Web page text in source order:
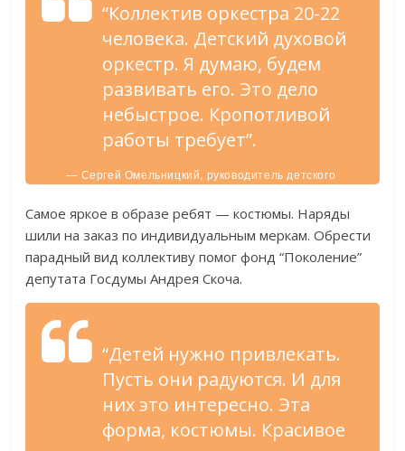
“Коллектив оркестра 20-22
человека. Детский духовой
оркестр. Я думаю, будем
развивать его. Это дело
небыстрое. Кропотливой
работы требует”.
— Сергей Омельницкий, руководитель детского
оркестра Чернянской школы искусств.
Самое яркое в образе ребят — костюмы. Наряды
шили на заказ по индивидуальным меркам. Обрести
парадный вид коллективу помог фонд “Поколение”
депутата Госдумы Андрея Скоча.
“Детей нужно привлекать.
Пусть они радуются. И для
них это интересно. Эта
форма, костюмы. Красивое